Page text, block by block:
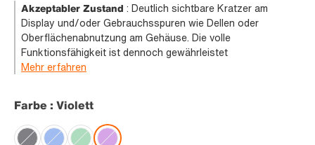
Akzeptabler Zustand : Deutlich sichtbare Kratzer am
Display und/oder Gebrauchsspuren wie Dellen oder
Oberflächenabnutzung am Gehäuse. Die volle
Funktionsfähigkeit ist dennoch gewährleistet
Mehr erfahren
Farbe : Violett